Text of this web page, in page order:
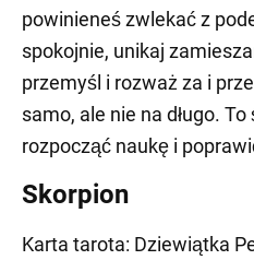
powinieneś zwlekać z
spokojnie, unikaj
przemyśl i rozważ za i
samo, ale nie na długo.
rozpocząć naukę i
Skorpion
Karta tarota: Dziewiątka